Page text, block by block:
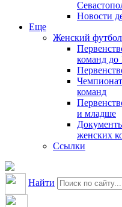
Новости
Еще
Женский футбол
команд до
команд
и младше
женских
Ссылки
Найти